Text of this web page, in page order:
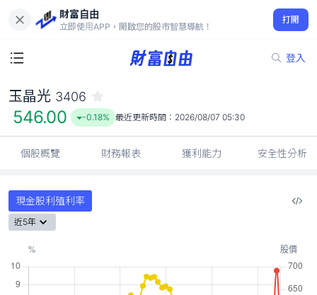
財富自由
立即使用APP，開啟您的股市智慧導航！
打開
登入
546.00
-0.18%
玉晶光 3406
546.00 -0.18% 最近更新時間： 2026/08/07 05:30
個股概覽 財務報表 獲利能力 安全性分析
現金股利殖利率
近5年